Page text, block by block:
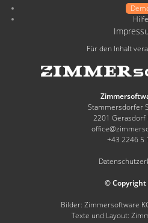
Hilfe
Für den Inhalt
Stammersdorfer
2201 Gerasdorf
+43 2246 5
© Copyright
Bilder: Zimmersoftware
Texte und Layout: